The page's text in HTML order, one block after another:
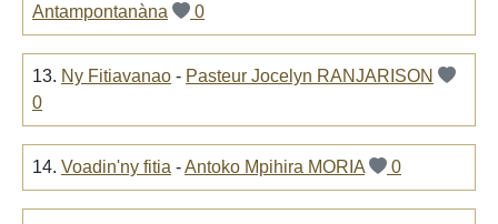
Antampontanàna
0
13. Ny Fitiavanao - Pasteur Jocelyn RANJARISON
0
14. Voadin'ny fitia -Antoko Mpihira MORIA 0